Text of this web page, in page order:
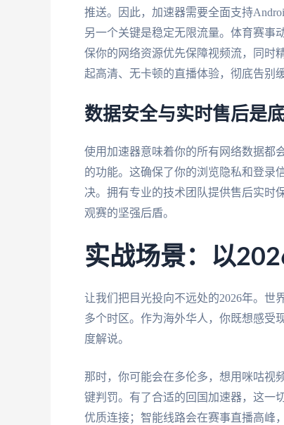
推送。因此，加速器需要全面支持
另一个关键是稳定无限流量。体育赛事
保你的网络资源优先保障视频流，同时
起高清、无卡顿的直播体验，彻底告别
数据安全与实时售后是
使用加速器意味着你的所有网络数据都
的功能。这确保了你的浏览隐私和登录
决。拥有专业的技术团队提供售后实时
观赛的坚强后盾。
实战场景：以
让我们把目光投向不远处的2026年。世
多个时区。作为海外华人，你既想感受
度解说。
那时，你可能会在多伦多，想用咪咕视
键判罚。有了合适的回国加速器，这一
优质连接；智能线路会在赛事直播高峰